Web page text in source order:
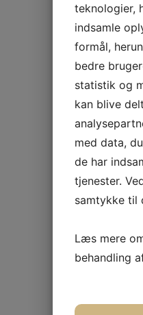
teknologier,
indsamle
formål,
bedre
statistik og
kan blive
med data,
de har
tjenester.
samtykke til
Læs mere
behandling